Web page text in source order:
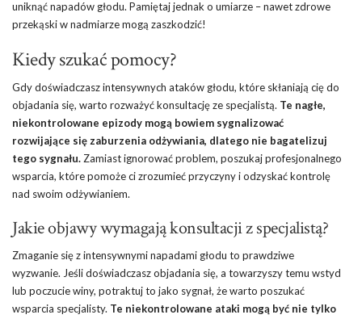
uniknąć napadów głodu. Pamiętaj jednak o umiarze – nawet zdrowe
przekąski w nadmiarze mogą zaszkodzić!
Kiedy szukać pomocy?
Gdy doświadczasz intensywnych ataków głodu, które skłaniają cię do
objadania się, warto rozważyć konsultację ze specjalistą. Te nagłe,
niekontrolowane epizody mogą bowiem sygnalizować
rozwijające się zaburzenia odżywiania, dlatego nie bagatelizuj
tego sygnału. Zamiast ignorować problem, poszukaj profesjonalnego
wsparcia, które pomoże ci zrozumieć przyczyny i odzyskać kontrolę
nad swoim odżywianiem.
Jakie objawy wymagają konsultacji z specjalistą?
Zmaganie się z intensywnymi napadami głodu to prawdziwe
wyzwanie. Jeśli doświadczasz objadania się, a towarzyszy temu wstyd
lub poczucie winy, potraktuj to jako sygnał, że warto poszukać
wsparcia specjalisty. Te niekontrolowane ataki mogą być nie tylko